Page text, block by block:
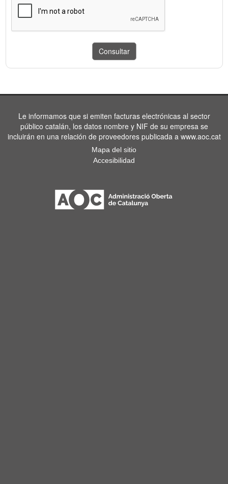
Le informamos que si emiten facturas electrónicas al sector
público catalán, los datos nombre y NIF de su empresa se
incluirán en una relación de proveedores publicada a www.aoc.cat
Mapa del sitio
Accesibilidad